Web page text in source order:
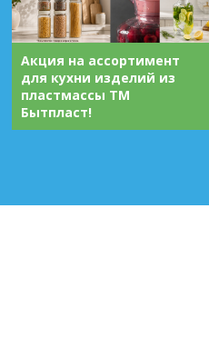
Акция на ассортимент
для кухни изделий из
пластмассы ТМ
Бытпласт!